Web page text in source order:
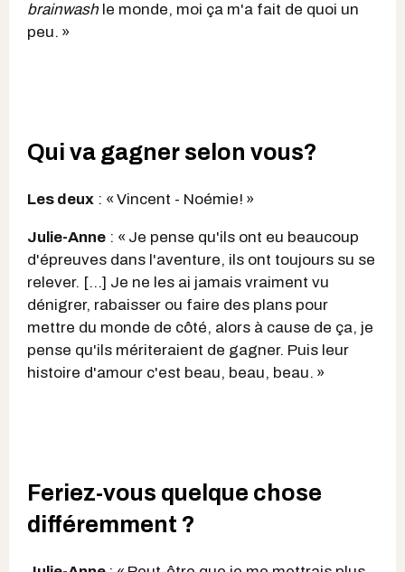
brainwashle monde, moi ça m'a fait de quoi un
peu. »
Qui va gagner selon vous?
Les deux : « Vincent - Noémie! »
Julie-Anne : « Je pense qu'ils ont eu beaucoup
d'épreuves dans l'aventure, ils ont toujours su se
relever. […] Je ne les ai jamais vraiment vu
dénigrer, rabaisser ou faire des plans pour
mettre du monde de côté, alors à cause de ça, je
pense qu'ils mériteraient de gagner. Puis leur
histoire d'amour c'est beau, beau, beau. »
Feriez-vous quelque chose
différemment ?